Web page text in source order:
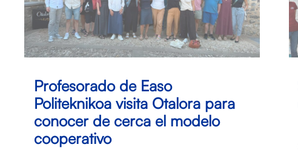
Profesorado de Easo
Politeknikoa visita Otalora para
conocer de cerca el modelo
cooperativo